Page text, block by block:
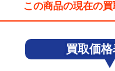
この商品の現在の
買取価